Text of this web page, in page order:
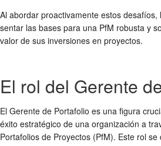
Al abordar proactivamente estos
sentar las bases para una PfM robusta y
valor de sus inversiones en proyectos.
El rol del Gerente
El Gerente de Portafolio es una figura
éxito estratégico de una organización a
Portafolios de Proyectos (PfM). Este rol